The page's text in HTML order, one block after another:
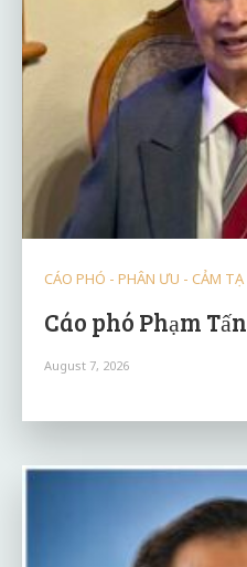
CÁO PHÓ - PHÂN ƯU - CẢM TẠ
Cáo phó Phạm Tấn
August 7, 2026